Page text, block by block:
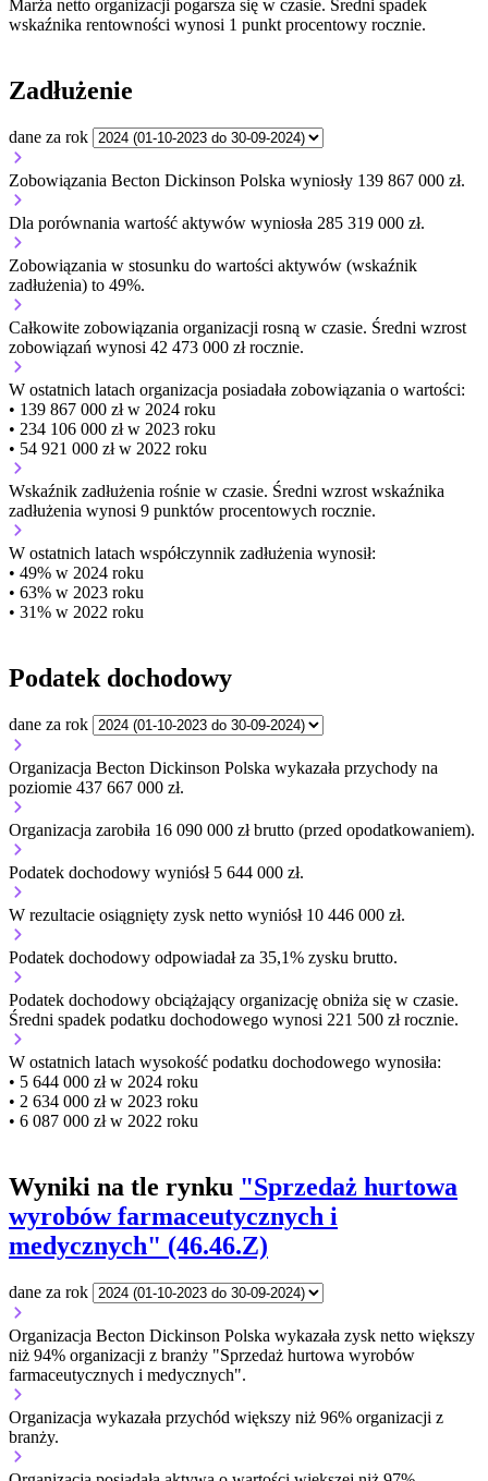
Marża netto organizacji pogarsza się w czasie. Średni spadek
wskaźnika rentowności wynosi 1 punkt procentowy rocznie.
Zadłużenie
dane za rok
Zobowiązania Becton Dickinson Polska wyniosły 139 867 000 zł.
Dla porównania wartość aktywów wyniosła 285 319 000 zł.
Zobowiązania w stosunku do wartości aktywów (wskaźnik
zadłużenia) to 49%.
Całkowite zobowiązania organizacji rosną w czasie. Średni wzrost
zobowiązań wynosi 42 473 000 zł rocznie.
W ostatnich latach organizacja posiadała zobowiązania o wartości:
• 139 867 000 zł w 2024 roku
• 234 106 000 zł w 2023 roku
• 54 921 000 zł w 2022 roku
Wskaźnik zadłużenia rośnie w czasie. Średni wzrost wskaźnika
zadłużenia wynosi 9 punktów procentowych rocznie.
W ostatnich latach współczynnik zadłużenia wynosił:
• 49% w 2024 roku
• 63% w 2023 roku
• 31% w 2022 roku
Podatek dochodowy
dane za rok
Organizacja Becton Dickinson Polska wykazała przychody na
poziomie 437 667 000 zł.
Organizacja zarobiła 16 090 000 zł brutto (przed opodatkowaniem).
Podatek dochodowy wyniósł 5 644 000 zł.
W rezultacie osiągnięty zysk netto wyniósł 10 446 000 zł.
Podatek dochodowy odpowiadał za 35,1% zysku brutto.
Podatek dochodowy obciążający organizację obniża się w czasie.
Średni spadek podatku dochodowego wynosi 221 500 zł rocznie.
W ostatnich latach wysokość podatku dochodowego wynosiła:
• 5 644 000 zł w 2024 roku
• 2 634 000 zł w 2023 roku
• 6 087 000 zł w 2022 roku
Wyniki na tle rynku "Sprzedaż hurtowa
wyrobów farmaceutycznych i
medycznych" (46.46.Z)
dane za rok
Organizacja Becton Dickinson Polska wykazała zysk netto większy
niż 94% organizacji z branży "Sprzedaż hurtowa wyrobów
farmaceutycznych i medycznych".
Organizacja wykazała przychód większy niż 96% organizacji z
branży.